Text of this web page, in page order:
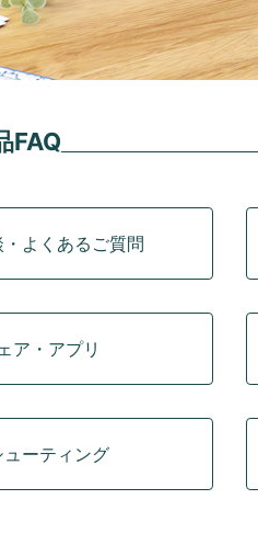
FAQ
よくあるご質問
ア・アプリ
ューティング